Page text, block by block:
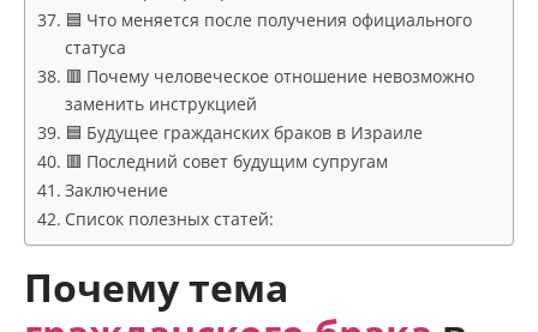
🟦 Что меняется после получения официального
статуса
🟥 Почему человеческое отношение невозможно
заменить инструкцией
🟦 Будущее гражданских браков в Израиле
🟥 Последний совет будущим супругам
Заключение
Список полезных статей:
Почему тема